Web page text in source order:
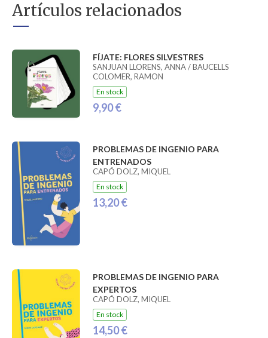
Artículos relacionados
FÍJATE: FLORES SILVESTRES
SANJUAN LLORENS, ANNA / BAUCELLS
COLOMER, RAMON
En stock
9,90 €
PROBLEMAS DE INGENIO PARA
ENTRENADOS
CAPÓ DOLZ, MIQUEL
En stock
13,20 €
PROBLEMAS DE INGENIO PARA
EXPERTOS
CAPÓ DOLZ, MIQUEL
En stock
14,50 €